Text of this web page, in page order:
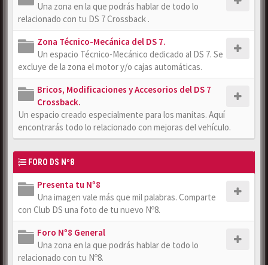
Una zona en la que podrás hablar de todo lo
relacionado con tu DS 7 Crossback .
Zona Técnico-Mecánica del DS 7.
Un espacio Técnico-Mecánico dedicado al DS 7. Se
excluye de la zona el motor y/o cajas automáticas.
Bricos, Modificaciones y Accesorios del DS 7
Crossback.
Un espacio creado especialmente para los manitas. Aquí
encontrarás todo lo relacionado con mejoras del vehículo.
FORO DS Nº8
Presenta tu Nº8
Una imagen vale más que mil palabras. Comparte
con Club DS una foto de tu nuevo Nº8.
Foro Nº8 General
Una zona en la que podrás hablar de todo lo
relacionado con tu Nº8.